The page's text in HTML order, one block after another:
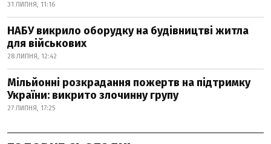
31 ЛИПНЯ, 11:16
НАБУ викрило оборудку на будівництві житла
для військових
28 ЛИПНЯ, 12:42
Мільйонні розкрадання пожертв на підтримку
України: викрито злочинну групу
27 ЛИПНЯ, 17:25